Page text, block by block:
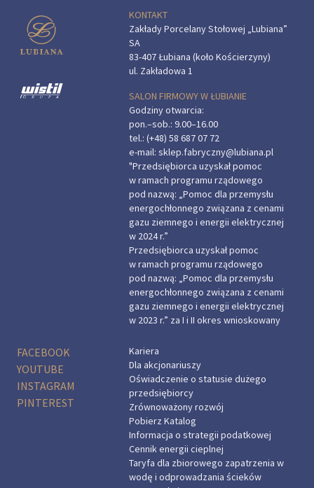
KONTAKT
Zakłady Porcelany Stołowej „Lubiana”
SA
83-407 Łubiana (koło Kościerzyny)
ul. Zakładowa 1
SALON FIRMOWY W ŁUBIANIE
Godziny otwarcia:
pon.–sob.: 9.00–16.00
tel.: (+48) 58 687 07 72
e-mail: sklep.fabryczny@lubiana.pl
"Przedsiębiorca uzyskał pomoc
w ramach programu rządowego
pod nazwą: „Pomoc dla przemysłu
energochłonnego związana z cenami
gazu ziemnego i energii elektrycznej
w 2024 r.”
Przedsiębiorca uzyskał pomoc
w ramach programu rządowego
pod nazwą: „Pomoc dla przemysłu
energochłonnego związana z cenami
gazu ziemnego i energii elektrycznej
w 2023 r.” za I i II okres wnioskowany
FACEBOOK
YOUTUBE
INSTAGRAM
PINTEREST
Kariera
Dla akcjonariuszy
Oświadczenie o statusie dużego
przedsiębiorcy
Zrównoważony rozwój
Pobierz Katalog
Informacja o strategii podatkowej
Cennik energii cieplnej
Taryfa dla zbiorowego zapatrzenia w
wodę i odprowadzania ścieków